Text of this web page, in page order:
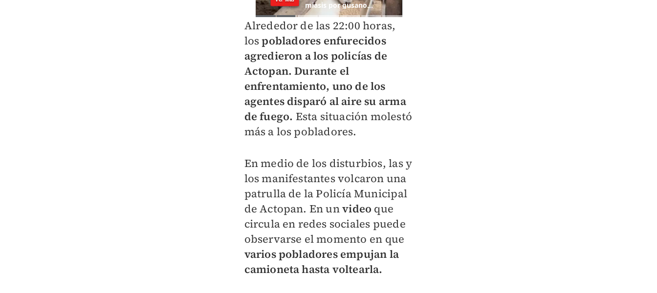
Alrededor de las 22:00 horas,
lospobladores enfurecidos
agredieron a los policías de
Actopan. Durante el
enfrentamiento, uno de los
agentes disparó al aire su arma
de fuego. Esta situación molestó
más a los pobladores.
En medio de los disturbios, las y
los manifestantes volcaron una
patrulla de la Policía Municipal
de Actopan. En unvideo que
circula en redes sociales puede
observarse el momento en que
varios pobladores empujan la
camioneta hasta voltearla.